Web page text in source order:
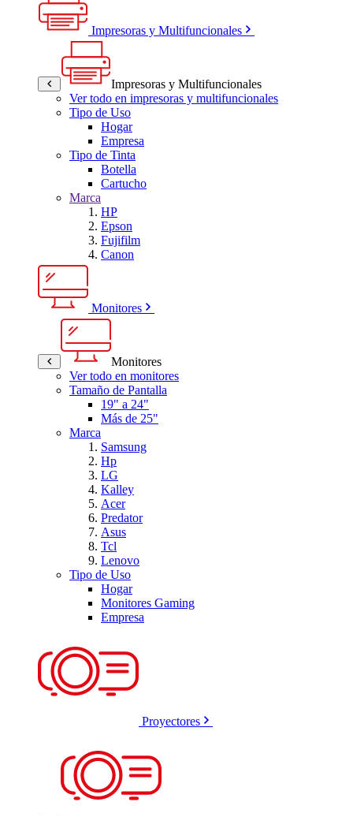
Impresoras y Multifuncionales
Impresoras y Multifuncionales
Ver todo en impresoras y multifuncionales
Tipo de Uso
Hogar
Empresa
Tipo de Tinta
Botella
Cartucho
Marca
HP
Epson
Fujifilm
Canon
Monitores
Monitores
Ver todo en monitores
Tamaño de Pantalla
19" a 24"
Más de 25"
Marca
Samsung
Hp
LG
Kalley
Acer
Predator
Asus
Tcl
Lenovo
Tipo de Uso
Hogar
Monitores Gaming
Empresa
Proyectores